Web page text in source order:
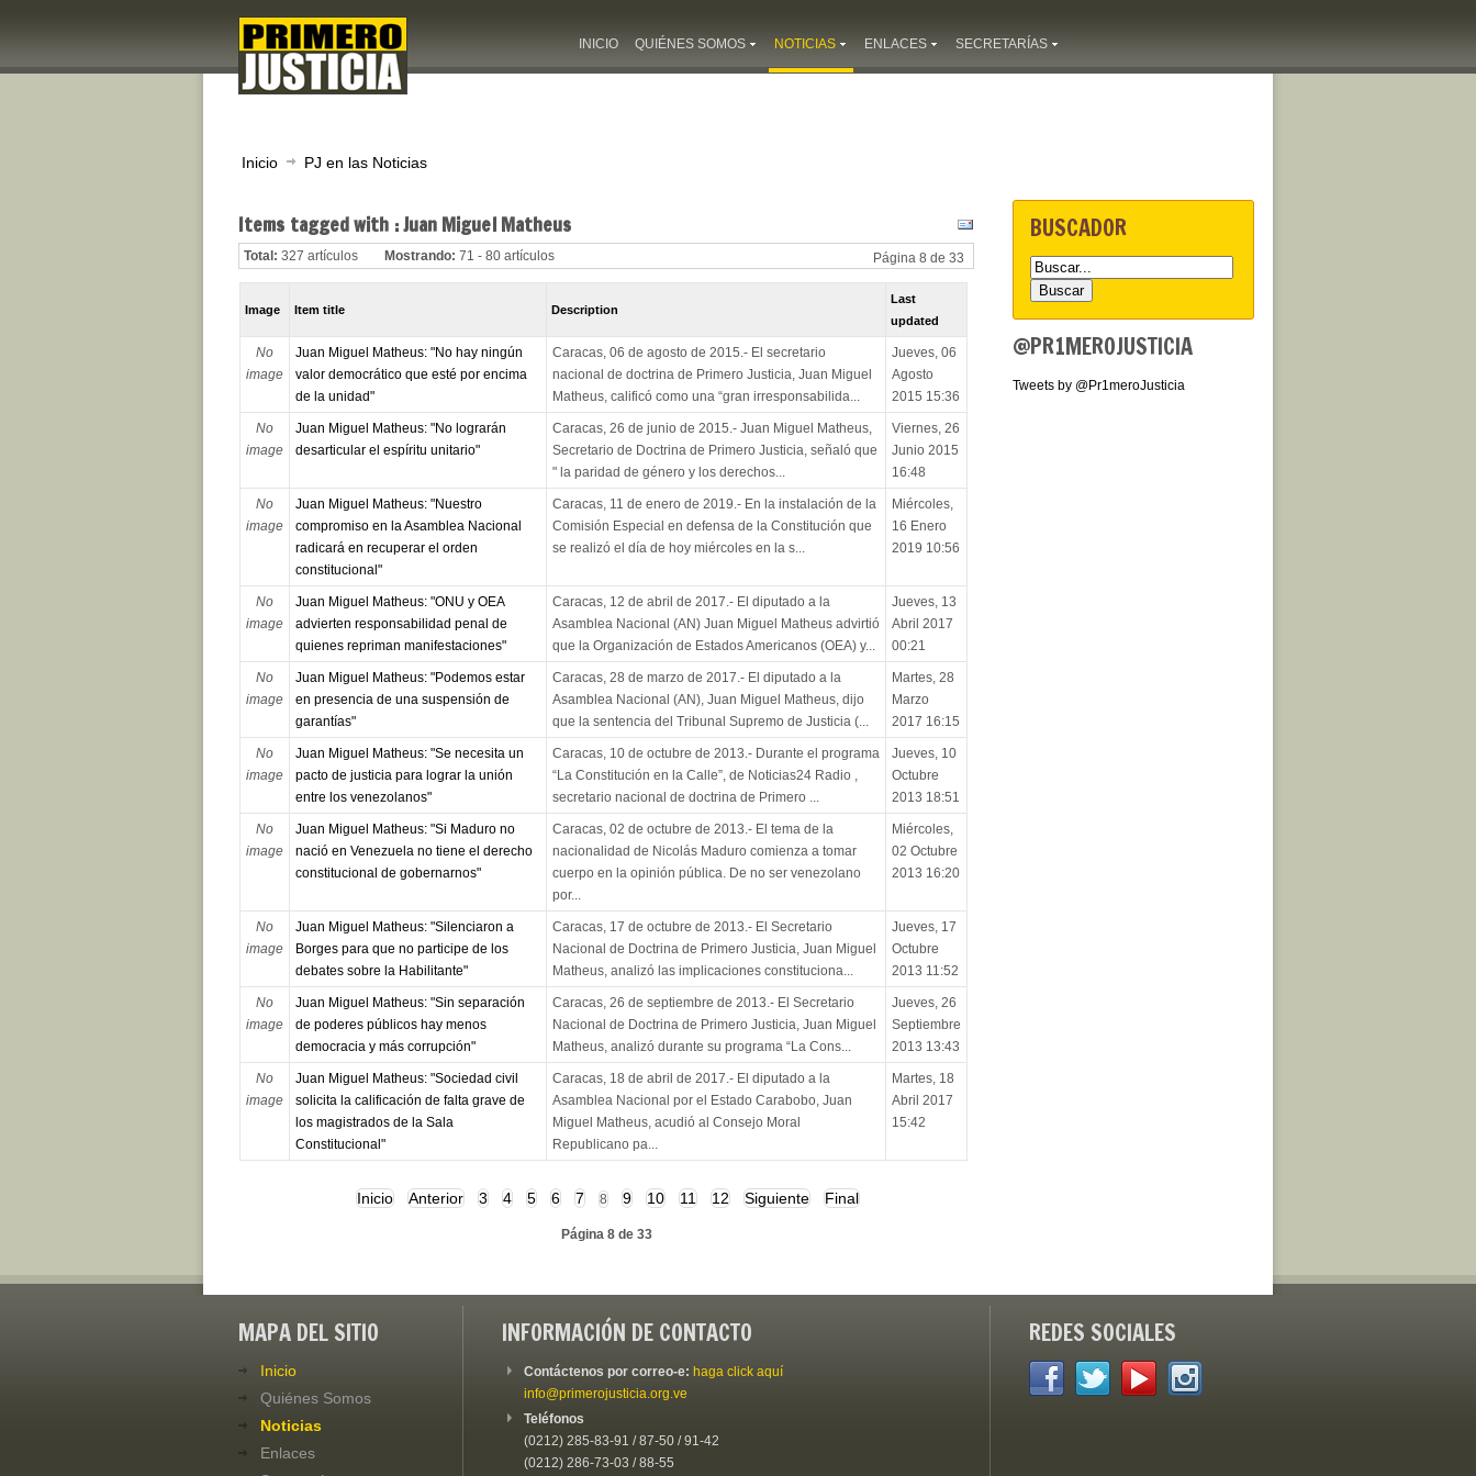
INICIO QUIÉNES SOMOS NOTICIAS ENLACES SECRETARÍAS
Inicio PJ en las Noticias
Items tagged with : Juan Miguel Matheus
Total: 327 artículos Mostrando: 71 - 80 artículos Página 8 de 33
Image Item title Description
Last
updated
No
image
Juan Miguel Matheus: "No hay ningún
valor democrático que esté por encima
de la unidad"
Caracas, 06 de agosto de 2015.- El secretario
nacional de doctrina de Primero Justicia, Juan Miguel
Matheus, calificó como una “gran irresponsabilida...
Jueves, 06
Agosto
2015 15:36
No
image
Juan Miguel Matheus: "No lograrán
desarticular el espíritu unitario"
Caracas, 26 de junio de 2015.- Juan Miguel Matheus,
Secretario de Doctrina de Primero Justicia, señaló que
" la paridad de género y los derechos...
Viernes, 26
Junio 2015
16:48
No
image
Juan Miguel Matheus: "Nuestro
compromiso en la Asamblea Nacional
radicará en recuperar el orden
constitucional"
Caracas, 11 de enero de 2019.- En la instalación de la
Comisión Especial en defensa de la Constitución que
se realizó el día de hoy miércoles en la s...
Miércoles,
16 Enero
2019 10:56
No
image
Juan Miguel Matheus: "ONU y OEA
advierten responsabilidad penal de
quienes repriman manifestaciones"
Caracas, 12 de abril de 2017.- El diputado a la
Asamblea Nacional (AN) Juan Miguel Matheus advirtió
que la Organización de Estados Americanos (OEA) y...
Jueves, 13
Abril 2017
00:21
No
image
Juan Miguel Matheus: "Podemos estar
en presencia de una suspensión de
garantías"
Caracas, 28 de marzo de 2017.- El diputado a la
Asamblea Nacional (AN), Juan Miguel Matheus, dijo
que la sentencia del Tribunal Supremo de Justicia (...
Martes, 28
Marzo
2017 16:15
No
image
Juan Miguel Matheus: "Se necesita un
pacto de justicia para lograr la unión
entre los venezolanos"
Caracas, 10 de octubre de 2013.- Durante el programa
“La Constitución en la Calle”, de Noticias24 Radio ,
secretario nacional de doctrina de Primero ...
Jueves, 10
Octubre
2013 18:51
No
image
Juan Miguel Matheus: "Si Maduro no
nació en Venezuela no tiene el derecho
constitucional de gobernarnos"
Caracas, 02 de octubre de 2013.- El tema de la
nacionalidad de Nicolás Maduro comienza a tomar
cuerpo en la opinión pública. De no ser venezolano
por...
Miércoles,
02 Octubre
2013 16:20
No
image
Juan Miguel Matheus: "Silenciaron a
Borges para que no participe de los
debates sobre la Habilitante"
Caracas, 17 de octubre de 2013.- El Secretario
Nacional de Doctrina de Primero Justicia, Juan Miguel
Matheus, analizó las implicaciones constituciona...
Jueves, 17
Octubre
2013 11:52
No
image
Juan Miguel Matheus: "Sin separación
de poderes públicos hay menos
democracia y más corrupción"
Caracas, 26 de septiembre de 2013.- El Secretario
Nacional de Doctrina de Primero Justicia, Juan Miguel
Matheus, analizó durante su programa “La Cons...
Jueves, 26
Septiembre
2013 13:43
No
image
Juan Miguel Matheus: "Sociedad civil
solicita la calificación de falta grave de
los magistrados de la Sala
Constitucional"
Caracas, 18 de abril de 2017.- El diputado a la
Asamblea Nacional por el Estado Carabobo, Juan
Miguel Matheus, acudió al Consejo Moral
Republicano pa...
Martes, 18
Abril 2017
15:42
Inicio Anterior 3 4 5 6 7 8 9 10 11 12 Siguiente Final
Página 8 de 33
BUSCADOR
@PR1MEROJUSTICIA
Tweets by @Pr1meroJusticia
MAPA DEL SITIO
Inicio
Quiénes Somos
Noticias
Enlaces
INFORMACIÓN DE CONTACTO
Contáctenos por correo-e: haga click aquí
info@primerojusticia.org.ve
Teléfonos
(0212) 285-83-91 / 87-50 / 91-42
(0212) 286-73-03 / 88-55
REDES SOCIALES